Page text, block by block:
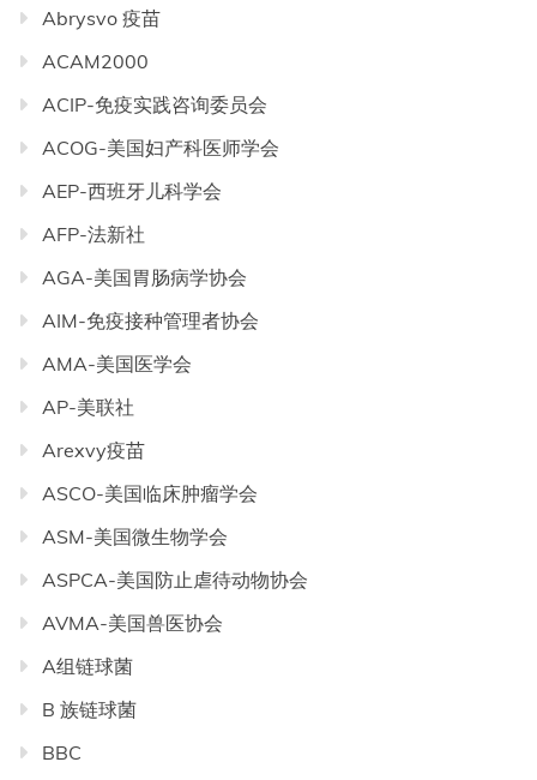
Abrysvo 疫苗
ACAM2000
ACIP-免疫实践咨询委员会
ACOG-美国妇产科医师学会
AEP-西班牙儿科学会
AFP-法新社
AGA-美国胃肠病学协会
AIM-免疫接种管理者协会
AMA-美国医学会
AP-美联社
Arexvy疫苗
ASCO-美国临床肿瘤学会
ASM-美国微生物学会
ASPCA-美国防止虐待动物协会
AVMA-美国兽医协会
A组链球菌
B 族链球菌
BBC